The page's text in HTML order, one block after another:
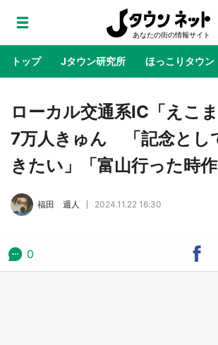
トップ Jタウン研究所 ほっこりタウン
地域×二次元 絶景 あの時はありが
ラプラス・ダークネスが栃
公式プロモ動画で「聖地」
の「猫猫像」も【8／1～10
ローカル交通系IC「えこ
7万人きゅん 「記念とし
きたい」「富山行った時作
福田 週人 2024.11.22 16:30
0